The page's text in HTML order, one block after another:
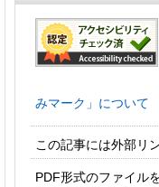
みマーク」について
この記事には外部リ
PDF形式のファイル